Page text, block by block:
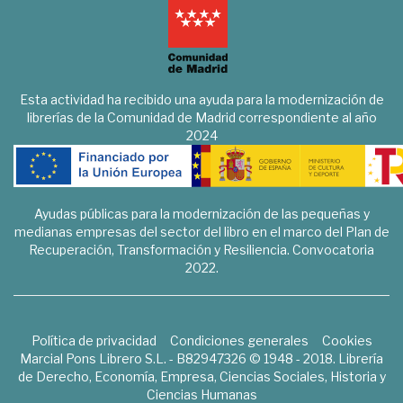
Esta actividad ha recibido una ayuda para la modernización de
librerías de la Comunidad de Madrid correspondiente al año
2024
Ayudas públicas para la modernización de las pequeñas y
medianas empresas del sector del libro en el marco del Plan de
Recuperación, Transformación y Resiliencia. Convocatoria
2022.
Política de privacidad Condiciones generales
Cookies
Marcial Pons Librero S.L. - B82947326 © 1948 - 2018. Librería
de Derecho, Economía, Empresa, Ciencias Sociales, Historia y
Ciencias Humanas